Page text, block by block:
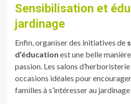
Sensibilisation et
jardinage
Enfin, organiser des initiatives de
d’éducation est une belle
passion. Les salons
occasions idéales pour
familles à s’intéresser au